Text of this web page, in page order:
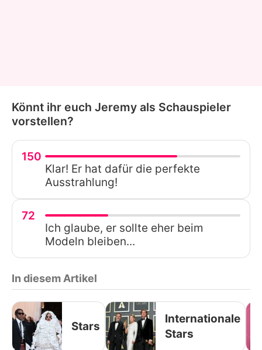
Könnt ihr euch Jeremy als Schauspieler
vorstellen?
150
Klar! Er hat dafür die perfekte
Ausstrahlung!
72
Ich glaube, er sollte eher beim
Modeln bleiben...
In diesem Artikel
Stars
Internationale
Stars